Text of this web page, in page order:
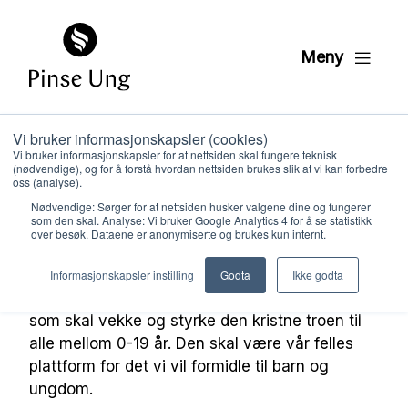
Vi bruker informasjonskapsler (cookies)
Vi bruker informasjonskapsler for at nettsiden skal fungere teknisk
(nødvendige), og for å forstå hvordan nettsiden brukes slik at vi kan forbedre
oss (analyse).
Nødvendige: Sørger for at nettsiden husker valgene dine og fungerer
som den skal. Analyse: Vi bruker Google Analytics 4 for å se statistikk
over besøk. Dataene er anonymiserte og brukes kun internt.
Informasjonskapsler instilling Godta Ikke godta
Meny
8. – 10. trinn
Ressurser Jesus Hele Livet (lisens)
8. –
10. trinn
Trosopplæringsplanen, Jesus hele livet er en
systematisk og pedagogisk tilrettelagt plan
som skal vekke og styrke den kristne troen til
alle mellom 0-19 år. Den skal være vår felles
plattform for det vi vil formidle til barn og
ungdom.
Hva vi gjør
Ressurser